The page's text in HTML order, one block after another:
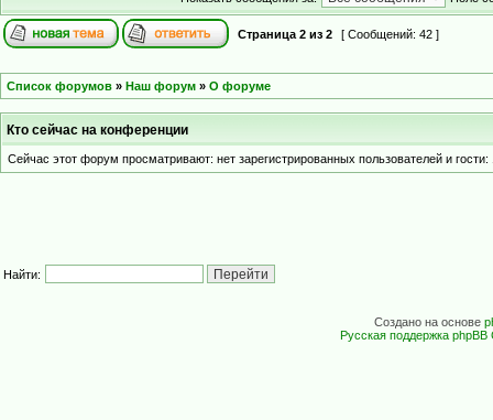
Страница 2 из 2 [ Сообщений: 42 ]
Список форумов » Наш форум » О форуме
Кто сейчас на конференции
Сейчас этот форум просматривают: нет зарегистрированных пользователей и гости:
Найти:
Создано на основе
Русская поддержка phpBB